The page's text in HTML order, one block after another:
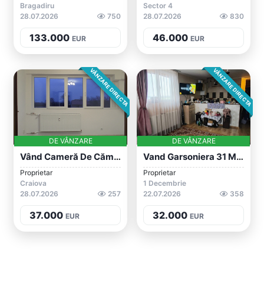
Bragadiru
28.07.2026
750
133.000 EUR
Sector 4
28.07.2026
830
46.000 EUR
VÂNZARE DIRECTA
DE VÂNZARE
Vând Cameră De Cămin Transformată În Gar...
Proprietar
Craiova
28.07.2026
257
37.000 EUR
VÂNZARE DIRECTA
DE VÂNZARE
Vand Garsoniera 31 Mp 32 000 Euro 1 Dece...
Proprietar
1 Decembrie
22.07.2026
358
32.000 EUR